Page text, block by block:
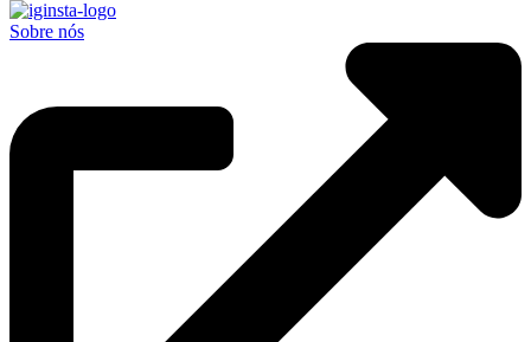
Sobre nós